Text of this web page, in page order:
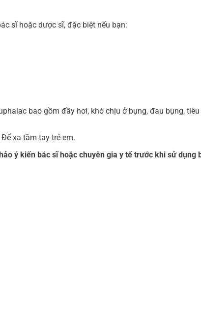
sĩ hoặc dược sĩ, đặc biệt nếu bạn:
bao gồm đầy hơi, khó chịu ở bụng, đau bụng,
xa tầm tay trẻ em.
ý kiến bác sĩ hoặc chuyên gia y tế trước khi sử